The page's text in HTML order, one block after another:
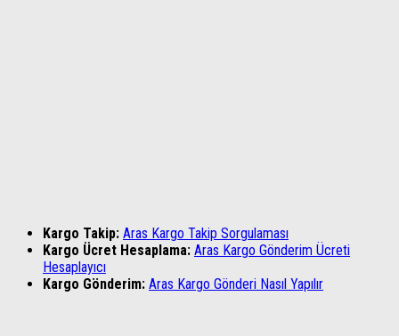
Kargo Takip: Aras Kargo Takip Sorgulaması
Kargo Ücret Hesaplama: Aras Kargo Gönderim Ücreti
Hesaplayıcı
Kargo Gönderim: Aras Kargo Gönderi Nasıl Yapılır